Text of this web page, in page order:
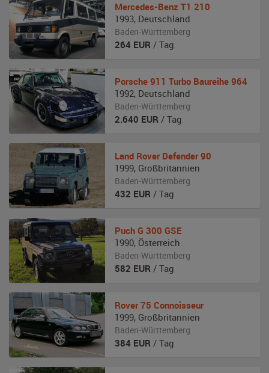
Mercedes-Benz T1 210
1993, Deutschland
Baden-Württemberg
264 EUR / Tag
Porsche 911 Turbo Baureihe 964
1992, Deutschland
Baden-Württemberg
2.640 EUR / Tag
Land Rover Defender 90
1999, Großbritannien
Baden-Württemberg
432 EUR / Tag
Puch G 300 GSE
1990, Österreich
Baden-Württemberg
582 EUR / Tag
Rover 75 Connoisseur
1999, Großbritannien
Baden-Württemberg
384 EUR / Tag